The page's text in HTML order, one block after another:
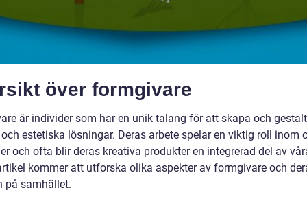
över formgivare
är individer som har en unik talang för att skapa och
estetiska lösningar. Deras arbete spelar en viktig roll inom
och ofta blir deras kreativa produkter en integrerad del av
kommer att utforska olika aspekter av formgivare och
på samhället.